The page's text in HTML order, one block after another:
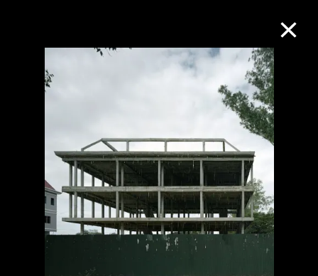
M+藏品
搜索
关于M+藏品
探索世界顶级的二十及二十一世纪视觉